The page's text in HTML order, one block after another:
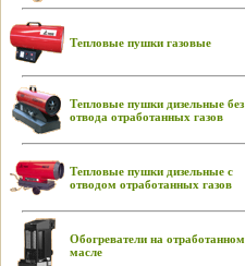
Тепловые пушки газовые
Тепловые пушки дизельные без
отвода отработанных газов
Тепловые пушки дизельные с
отводом отработанных газов
Обогреватели на отработанном
масле